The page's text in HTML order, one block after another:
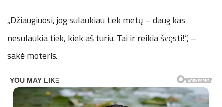
„Džiaugiuosi, jog sulaukiau tiek metų – daug kas
nesulaukia tiek, kiek aš turiu. Tai ir reikia švęsti!“, –
sakė moteris.